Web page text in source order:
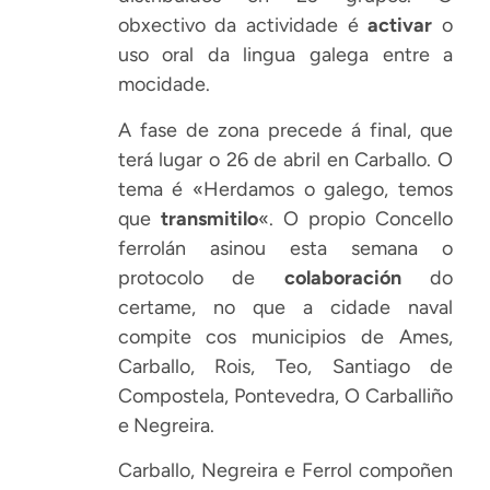
obxectivo da actividade éactivar o
uso oral da lingua galega entre a
mocidade.
A fase de zona precede á final, que
terá lugar o 26 de abril en Carballo. O
tema é «Herdamos o galego, temos
que transmitilo«. O propio Concello
ferrolán asinou esta semana o
protocolo de colaboracióndo
certame, no que a cidade naval
compite cos municipios de Ames,
Carballo, Rois, Teo, Santiago de
Compostela, Pontevedra, O Carballiño
e Negreira.
Carballo, Negreira e Ferrol compoñen